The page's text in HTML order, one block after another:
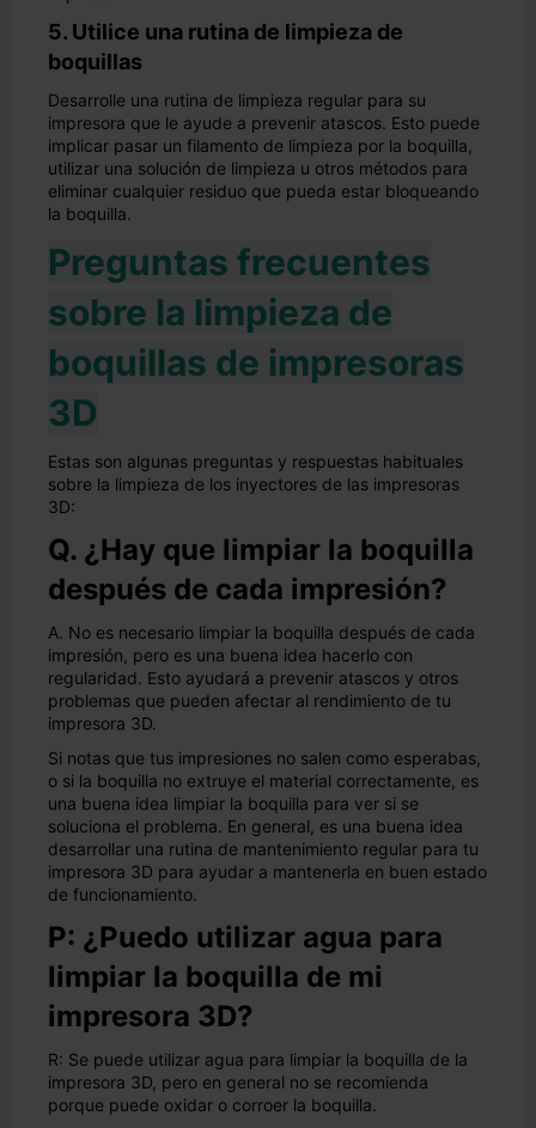
5. Utilice una rutina de limpieza de
boquillas
Desarrolle una rutina de limpieza regular para su
impresora que le ayude a prevenir atascos. Esto puede
implicar pasar un filamento de limpieza por la boquilla,
utilizar una solución de limpieza u otros métodos para
eliminar cualquier residuo que pueda estar bloqueando
la boquilla.
Preguntas frecuentes
sobre la limpieza de
boquillas de impresoras
3D
Estas son algunas preguntas y respuestas habituales
sobre la limpieza de los inyectores de las impresoras
3D:
Q. ¿Hay que limpiar la boquilla
después de cada impresión?
A. No es necesario limpiar la boquilla después de cada
impresión, pero es una buena idea hacerlo con
regularidad. Esto ayudará a prevenir atascos y otros
problemas que pueden afectar al rendimiento de tu
impresora 3D.
Si notas que tus impresiones no salen como esperabas,
o si la boquilla no extruye el material correctamente, es
una buena idea limpiar la boquilla para ver si se
soluciona el problema. En general, es una buena idea
desarrollar una rutina de mantenimiento regular para tu
impresora 3D para ayudar a mantenerla en buen estado
de funcionamiento.
P: ¿Puedo utilizar agua para
limpiar la boquilla de mi
impresora 3D?
R: Se puede utilizar agua para limpiar la boquilla de la
impresora 3D, pero en general no se recomienda
porque puede oxidar o corroer la boquilla.